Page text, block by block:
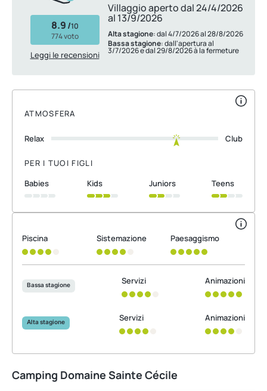
8.9 /10
774 voto
Leggi le recensioni
Villaggio aperto dal 24/4/2026
al 13/9/2026
Alta stagione: dal 4/7/2026 al 28/8/2026
Bassa stagione: dall'apertura al
3/7/2026 e dal 29/8/2026 à la fermeture
ATMOSFERA
Relax Club
PER I TUOI FIGLI
babies
kids juniors teens
Piscina Sistemazione Paesaggismo
Bassa stagione Servizi Animazioni
Alta stagione Servizi Animazioni
Camping Domaine Sainte Cécile